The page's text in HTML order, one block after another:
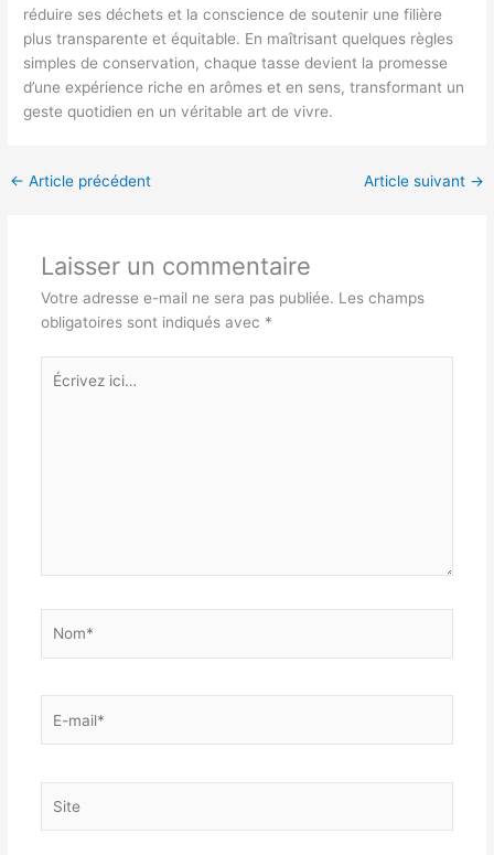
réduire ses déchets et la conscience de soutenir une filière
plus transparente et équitable. En maîtrisant quelques règles
simples de conservation, chaque tasse devient la promesse
d’une expérience riche en arômes et en sens, transformant un
geste quotidien en un véritable art de vivre.
← Article précédent Article suivant →
Laisser un commentaire
Votre adresse e-mail ne sera pas publiée. Les champs
obligatoires sont indiqués avec *
Écrivez
ici…
mail*